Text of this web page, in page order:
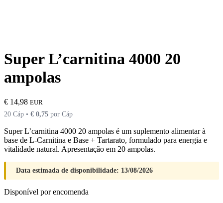
Super L’carnitina 4000 20
ampolas
€ 14,98 EUR
20 Cáp • € 0,75 por Cáp
Super L’carnitina 4000 20 ampolas é um suplemento alimentar à
base de L-Carnitina e Base + Tartarato, formulado para energia e
vitalidade natural. Apresentação em 20 ampolas.
Data estimada de disponibilidade: 13/08/2026
Disponível por encomenda